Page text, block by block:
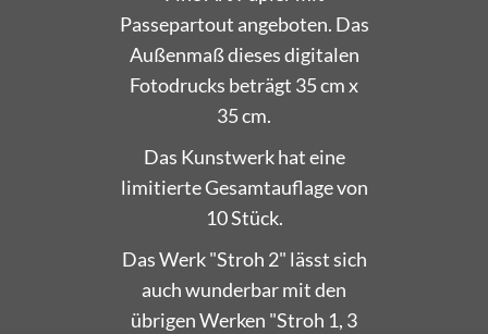
Passepartout angeboten. Das
Außenmaß dieses digitalen
Fotodrucks beträgt 35 cm x
35 cm.
Das Kunstwerk hat eine
limitierte Gesamtauflage von
10 Stück.
Das Werk "Stroh 2" lässt sich
auch wunderbar mit den
übrigen Werken "Stroh 1, 3